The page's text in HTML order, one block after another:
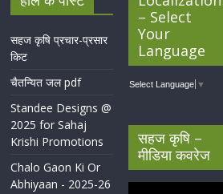
सहज कृषि प्रचार-प्रसार
किट
चैतन्यित जल pdf
Standee Designs @
2025 for Sahaj
Krishi Promotions
Chalo Gaon Ki Or
Abhiyaan - 2025-26
– Select
Your
Language
Select Language ▼
सहज कृषि –
मीडिया कवरेज